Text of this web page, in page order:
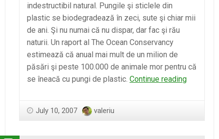
indestructibil natural. Pungile şi sticlele din
plastic se biodegradează în zeci, sute şi chiar mii
de ani. Şi nu numai că nu dispar, dar fac şi rău
naturii. Un raport al The Ocean Conservancy
estimează că anual mai mult de un milion de
păsări şi peste 100.000 de animale mor pentru că
se îneacă cu pungi de plastic. Continue readingDelta
July 10, 2007 valeriu